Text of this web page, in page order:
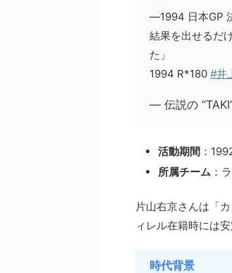
―1994 日本GP
結果を出せるだ
た」
1994 R*180 #井
— 伝説の
活動期間 ：
所属チーム ：
片山右京さんは「
ィレル在籍時には
時代背景